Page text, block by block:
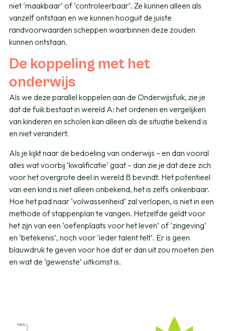
niet ‘maakbaar’ of ‘controleerbaar’. Ze kunnen alleen als
vanzelf ontstaan en we kunnen hooguit de juiste
randvoorwaarden scheppen waarbinnen deze zouden
kunnen ontstaan.
De koppeling met het
onderwijs
Als we deze parallel koppelen aan de Onderwijsfuik, zie je
dat de fuik bestaat in wereld A: het ordenen en vergelijken
van kinderen en scholen kan alleen als de situatie bekend is
en niet verandert.
Als je kijkt naar de bedoeling van onderwijs – en dan vooral
alles wat voorbij ‘kwalificatie’ gaat – dan zie je dat deze zich
voor het overgrote deel in wereld B bevindt. Het potentieel
van een kind is niet alleen onbekend, het is zelfs onkenbaar.
Hoe het pad naar ‘volwassenheid’ zal verlopen, is niet in een
methode of stappenplan te vangen. Hetzelfde geldt voor
het zijn van een ‘oefenplaats voor het leven’ of ‘zingeving’
en ‘betekenis’, noch voor ‘ieder talent telt’. Er is geen
blauwdruk te geven voor hoe dat er dan uit zou moeten zien
en wat de ‘gewenste’ uitkomst is.